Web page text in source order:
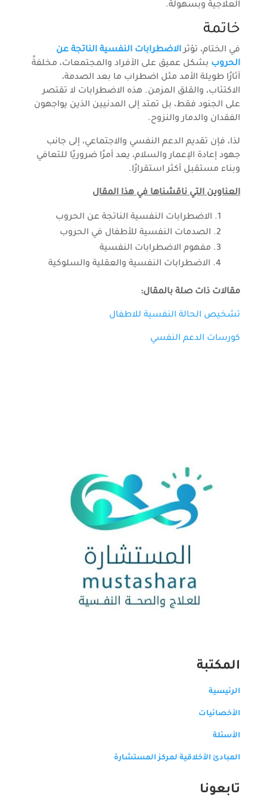
العلاجية وبسهولة.
خاتمة
في الختام، تؤثرالاضطرابات النفسية الناتجة عن
الحروب بشكل عميق على الأفراد والمجتمعات، مخلفةً
آثارًا طويلة الأمد مثل اضطراب ما بعد الصدمة،
الاكتئاب، والقلق المزمن. هذه الاضطرابات لا تقتصر
على الجنود فقط، بل تمتد إلى المدنيين الذين يواجهون
الفقدان والدمار والنزوح.
لذا، فإن تقديم الدعم النفسي والاجتماعي، إلى جانب
جهود إعادة الإعمار والسلام، يعد أمرًا ضروريًا للتعافي
وبناء مستقبل أكثر استقرارًا.
العناوين التي ناقشناها في هذا المقال
الاضطرابات النفسية الناتجة عن الحروب
الصدمات النفسية للأطفال في الحروب
مفهوم الاضطرابات النفسية
الاضطرابات النفسية والعقلية والسلوكية
مقالات ذات صلة بالمقال:
تشخيص الحالة النفسية للاطفال
كورسات الدعم النفسي
المكتبة
الرئيسية
الأخصائيات
الأسئلة
المبادئ الأخلاقية لمركز المستشارة
تابعونا